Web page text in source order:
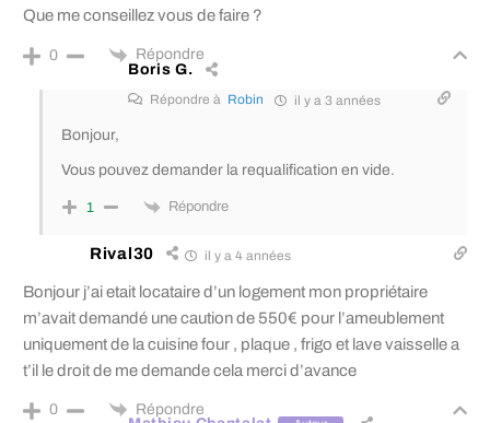
Que me conseillez vous de faire ?
0
Répondre
Boris G.
Répondre à Robin il y a 3 années
Bonjour,
Vous pouvez demander la requalification en vide.
1 Répondre
Rival30 il y a 4 années
Bonjour j’ai etait locataire d’un logement mon propriétaire
m’avait demandé une caution de 550€ pour l’ameublement
uniquement de la cuisine four , plaque , frigo et lave vaisselle a
t’il le droit de me demande cela merci d’avance
0
Répondre